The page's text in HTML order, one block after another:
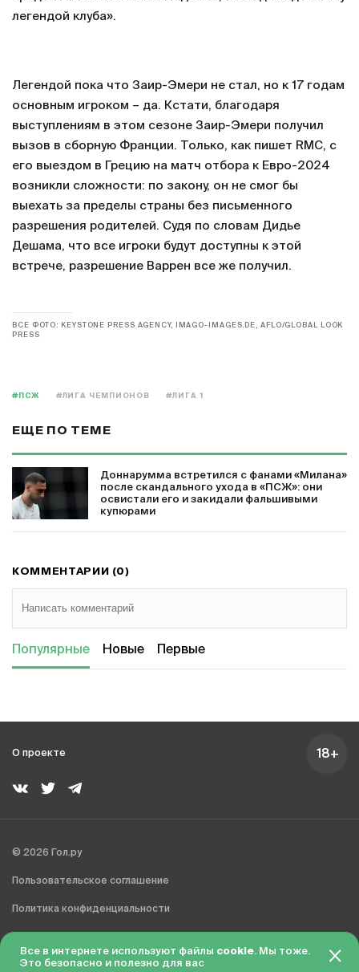
легендой клуба».
Легендой пока что Заир-Эмери не стал, но к 17 годам
основным игроком – да. Кстати, благодаря
выступлениям в этом сезоне Заир-Эмери получил
вызов в сборную Франции. Только, как пишет RMC, с
его выездом в Грецию на матч отбора к Евро-2024
возникли сложности: по закону, он не смог бы
выехать за пределы страны без письменного
разрешения родителей. Судя по словам Дидье
Дешама, что все игроки будут доступны к этой
встрече, разрешение Варрен все же получил.
ВСЕ ФОТО: KEYSTONE PRESS AGENCY, IMAGO-IMAGES.DE, AFLO/GLOBAL LOOK
PRESS
#ПСЖ #ЛИГА ЧЕМПИОНОВ #ЛИГА 1
ЕЩЕ ПО ТЕМЕ
Доннарумма встретился с фанами «Милана»
после скандального ухода в «ПСЖ»: они
освистали его и закидали фальшивыми
купюрами
КОММЕНТАРИИ (0)
Популярные Новые Первые
О проекте 18+
© 2026 Гол.ру
Пользовательское соглашение
Политика конфиденциальности
Все в интернете используют файлы cookie. Мы тоже.
Это безопасно и полезно для вас